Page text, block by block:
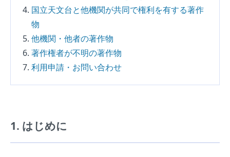
国立天文台と他機関が共同で権利を有する著作
物
他機関・他者の著作物
著作権者が不明の著作物
利用申請・お問い合わせ
1. はじめに